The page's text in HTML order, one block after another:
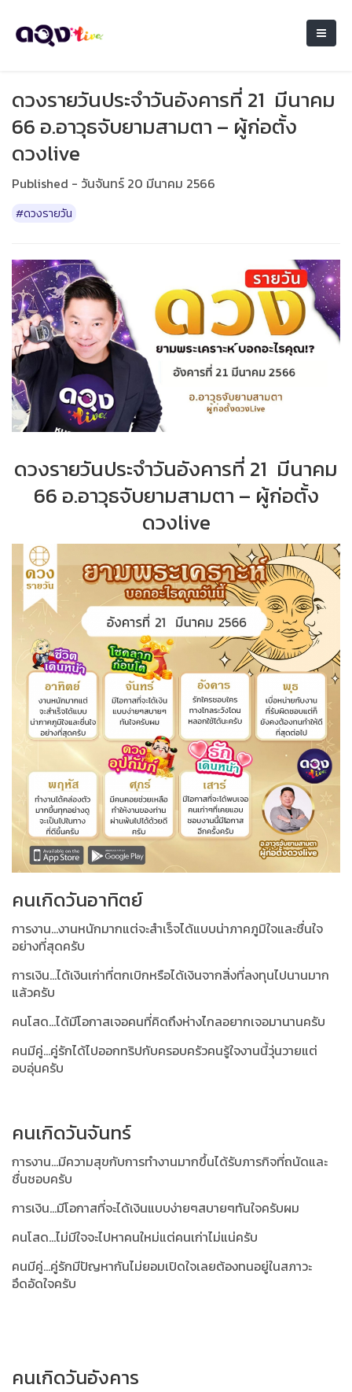
ดวงรายวันประจำวันอังคารที่ 21 มีนาคม
66 อ.อาวุธจับยามสามตา – ผู้ก่อตั้ง
ดวงlive
Published - วันจันทร์ 20 มีนาคม 2566
#ดวงรายวัน
ดวงรายวันประจำวันอังคารที่ 21 มีนาคม
66 อ.อาวุธจับยามสามตา – ผู้ก่อตั้ง
ดวงlive
คนเกิดวันอาทิตย์
การงาน...งานหนักมากแต่จะสำเร็จได้แบบน่าภาคภูมิใจและชื่นใจ
อย่างที่สุดครับ
การเงิน...ได้เงินเก่าที่ตกเบิกหรือได้เงินจากสิ่งที่ลงทุนไปนานมาก
แล้วครับ
คนโสด...ได้มีโอกาสเจอคนที่คิดถึงห่างไกลอยากเจอมานานครับ
คนมีคู่...คู่รักได้ไปออกทริปกับครอบครัวคนรู้ใจงานนี้วุ่นวายแต่
อบอุ่นครับ
คนเกิดวันจันทร์
การงาน...มีความสุขกับการทำงานมากขึ้นได้รับภารกิจที่ถนัดและ
ชื่นชอบครับ
การเงิน...มีโอกาสที่จะได้เงินแบบง่ายๆสบายๆทันใจครับผม
คนโสด...ไม่มีใจจะไปหาคนใหม่แต่คนเก่าไม่แน่ครับ
คนมีคู่...คู่รักมีปัญหากันไม่ยอมเปิดใจเลยต้องทนอยู่ในสภาวะ
อึดอัดใจครับ
คนเกิดวันอังคาร